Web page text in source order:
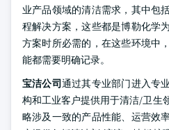
业产品领域的清洁需求，其中包
程解决方案，这些都是博勒化学
方案时所必需的，在这些环境中
能都需要明确记录。
宝洁公司通过其专业部门进入专
构和工业客户提供用于清洁/卫生
略涉及一致的产品性能、运营效